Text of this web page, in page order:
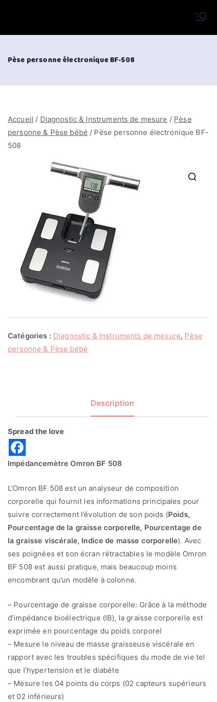
Pèse personne électronique BF-508
Accueil / Diagnostic & Instruments de mesure / Pèse
personne & Pèse bébé / Pèse personne électronique BF-
508
Catégories : Diagnostic & Instruments de mesure, Pèse
personne & Pèse bébé
Description
Spread the love
Impédancemètre Omron BF 508
L’Omron BF 508 est un analyseur de composition
corporelle qui fournit les informations principales pour
suivre correctement l’évolution de son poids (Poids,
Pourcentage de la graisse corporelle, Pourcentage de
la graisse viscérale, Indice de masse corporelle). Avec
ses poignées et son écran rétractables le modèle Omron
BF 508 est aussi pratique, mais beaucoup moins
encombrant qu’un modèle à colonne.
– Pourcentage de graisse corporelle: Grâce à la méthode
d’impédance bioélectrique (IB), la graisse corporelle est
exprimée en pourcentage du poids corporel
– Mesure le niveau de masse graisseuse viscérale en
rapport avec les troubles spécifiques du mode de vie tel
que l’hypertension et le diabète
– Mesure les 04 points du corps (02 capteurs supérieurs
et 02 inférieurs)